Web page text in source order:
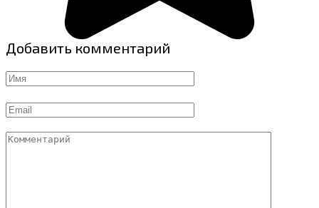
Добавить комментарий
Имя
Email
Комментарий